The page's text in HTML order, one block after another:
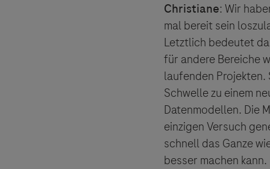
Christiane: Wir
mal bereit sein
Letztlich bedeutet
für andere Bereiche
laufenden
Schwelle zu einem
Datenmodellen. Die
einzigen Versuch
schnell das Ganze
besser machen kann.